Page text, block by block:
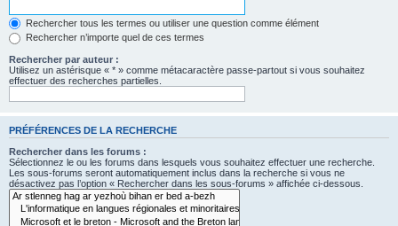
Rechercher tous les termes ou utiliser une question comme élément
Rechercher n’importe quel de ces termes
Rechercher par auteur :
Utilisez un astérisque « * » comme métacaractère passe-partout si vous souhaitez
effectuer des recherches partielles.
PRÉFÉRENCES DE LA RECHERCHE
Rechercher dans les forums :
Sélectionnez le ou les forums dans lesquels vous souhaitez effectuer une recherche.
Les sous-forums seront automatiquement inclus dans la recherche si vous ne
désactivez pas l’option « Rechercher dans les sous-forums » affichée ci-dessous.